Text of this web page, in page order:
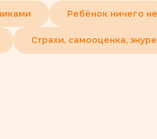
Ребёнок ничего
Страхи, самооценка,